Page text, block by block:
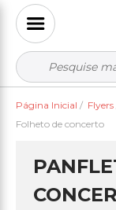
Página Inicial / Flyers
Folheto de concerto